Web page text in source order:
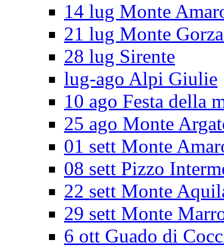
14 lug Monte
21 lug Monte
28 lug Sirente
lug-ago Alpi Giulie
10 ago Festa della
25 ago Monte
01 sett Monte
08 sett Pizzo
22 sett Monte
29 sett Monte
6 ott Guado di